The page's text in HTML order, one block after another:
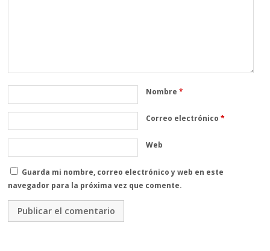
Nombre*
Correo electrónico*
Web
Guarda mi nombre, correo electrónico y web en este
navegador para la próxima vez que comente.